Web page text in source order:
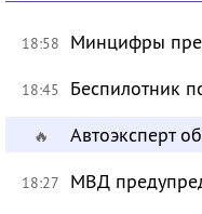
18:58 Минцифры
18:45 Беспилотник
🔥 Автоэксперт
18:27 МВД